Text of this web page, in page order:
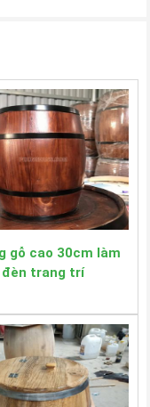
gỗ cao 30cm làm
đèn trang trí